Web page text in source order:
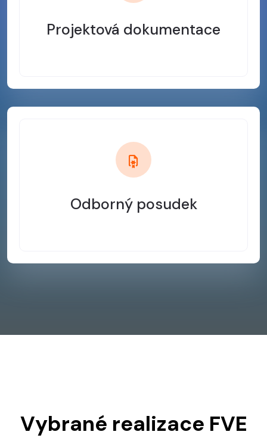
Projektová dokumentace
Odborný posudek
Vybrané realizace FVE